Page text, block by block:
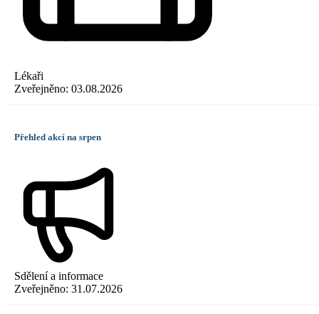
Lékaři
Zveřejněno: 03.08.2026
Přehled akcí na srpen
Sdělení a informace
Zveřejněno: 31.07.2026